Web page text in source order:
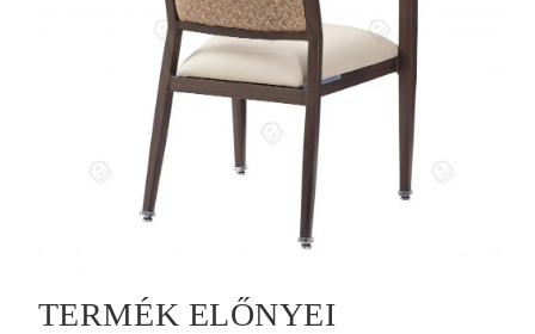
TERMÉK ELŐNYEI